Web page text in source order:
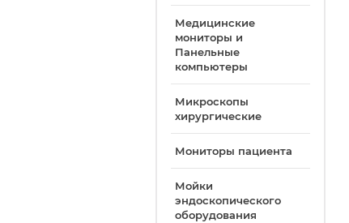
Медицинские
мониторы и
Панельные
компьютеры
Микроскопы
хирургические
Мониторы пациента
Мойки
эндоскопического
оборудования